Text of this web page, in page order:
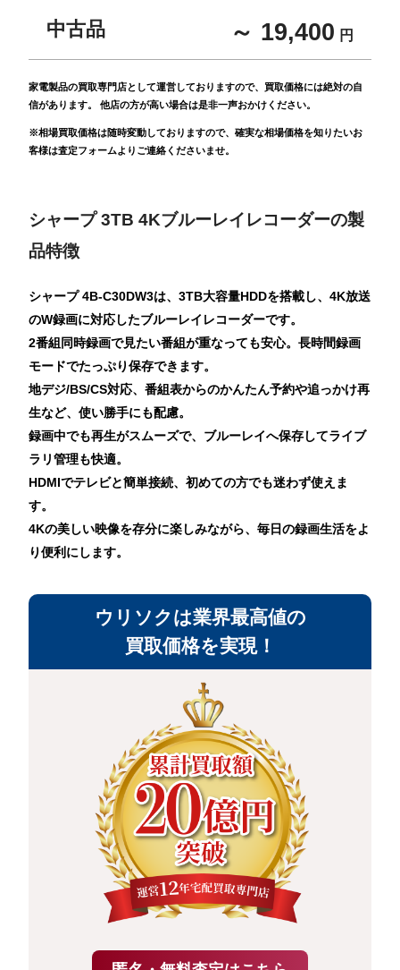
中古品 ～ 19,400 円
家電製品の買取専門店として運営しておりますので、買取価格には絶対の自
信があります。 他店の方が高い場合は是非一声おかけください。
※相場買取価格は随時変動しておりますので、確実な相場価格を知りたいお
客様は査定フォームよりご連絡くださいませ。
シャープ 3TB 4Kブルーレイレコーダーの製
品特徴
シャープ 4B-C30DW3は、3TB大容量HDDを搭載し、4K放送
のW録画に対応したブルーレイレコーダーです。
2番組同時録画で見たい番組が重なっても安心。長時間録画
モードでたっぷり保存できます。
地デジ/BS/CS対応、番組表からのかんたん予約や追っかけ再
生など、使い勝手にも配慮。
録画中でも再生がスムーズで、ブルーレイへ保存してライブ
ラリ管理も快適。
HDMIでテレビと簡単接続、初めての方でも迷わず使えま
す。
4Kの美しい映像を存分に楽しみながら、毎日の録画生活をよ
り便利にします。
ウリソクは業界最高値の
買取価格を実現！